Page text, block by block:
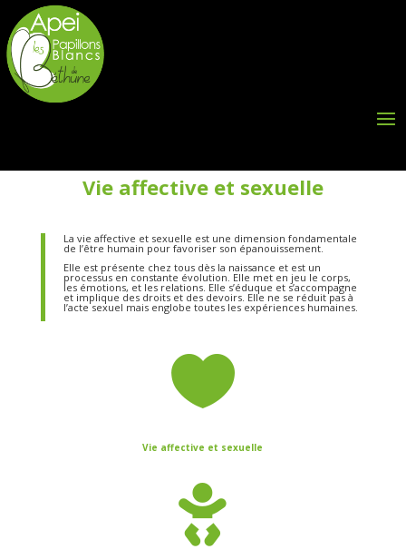
Vie affective et sexuelle
La vie affective et sexuelle est une dimension fondamentale
de l’être humain pour favoriser son épanouissement.
Elle est présente chez tous dès la naissance et est un
processus en constante évolution. Elle met en jeu le corps,
les émotions, et les relations. Elle s’éduque et s’accompagne
et implique des droits et des devoirs. Elle ne se réduit pas à
l’acte sexuel mais englobe toutes les expériences humaines.

Vie affective et sexuelle
